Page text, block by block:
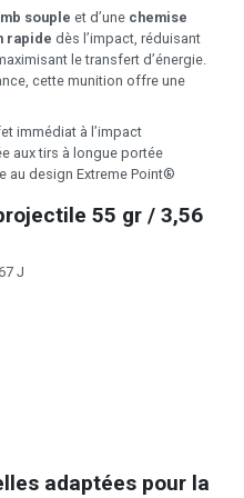
souple et d’une chemise
rapide dès l’impact, réduisant
le transfert d’énergie.
cette munition offre une
immédiat à l’impact
aux tirs à longue portée
au design Extreme Point®
55 gr / 3,56
J
adaptées pour la